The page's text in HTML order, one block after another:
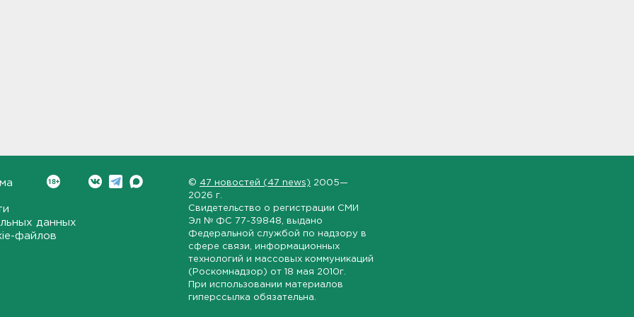
данных
файлов
© 47 новостей (47 news) 2005—
2026 г.
Свидетельство о регистрации СМИ
Эл № ФС 77-39848 , выдано
Федеральной службой по надзору в
сфере связи, информационных
технологий и массовых коммуникаций
(Роскомнадзор) от 18 мая 2010г.
При использовании материалов
гиперссылка обязательна.